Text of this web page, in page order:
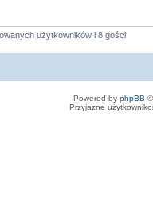
użytkowników i 8 gości
Powered by phpBB
Przyjazne